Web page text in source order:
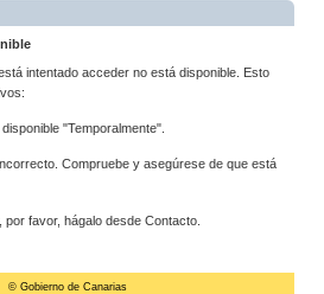
intentado acceder no está disponible. Esto
"Temporalmente".
Compruebe y asegúrese de que está
por favor, hágalo desde Contacto.
© Gobierno de Canarias